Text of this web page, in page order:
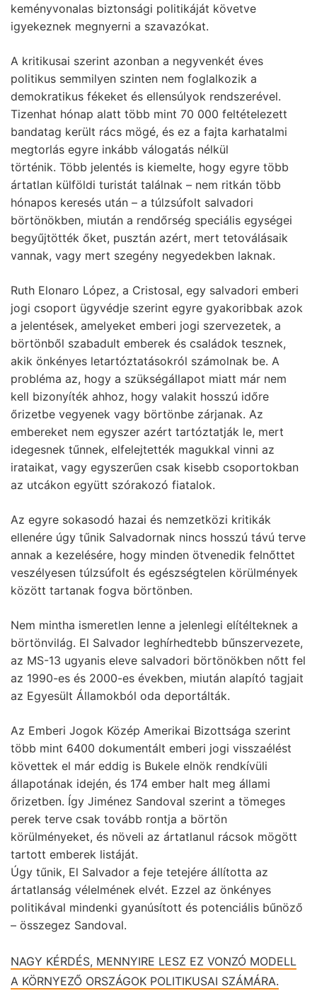
keményvonalas biztonsági politikáját követve
igyekeznek megnyerni a szavazókat.
A kritikusai szerint azonban a negyvenkét éves
politikus semmilyen szinten nem foglalkozik a
demokratikus fékeket és ellensúlyok rendszerével.
Tizenhat hónap alatt több mint 70 000 feltételezett
bandatag került rács mögé, és ez a fajta karhatalmi
megtorlás egyre inkább válogatás nélkül
történik. Több jelentés is kiemelte, hogy egyre több
ártatlan külföldi turistát találnak – nem ritkán több
hónapos keresés után – a túlzsúfolt salvadori
börtönökben, miután a rendőrség speciális egységei
begyűjtötték őket, pusztán azért, mert tetoválásaik
vannak, vagy mert szegény negyedekben laknak.
Ruth Elonaro López, a Cristosal, egy salvadori emberi
jogi csoport ügyvédje szerint egyre gyakoribbak azok
a jelentések, amelyeket emberi jogi szervezetek, a
börtönből szabadult emberek és családok tesznek,
akik önkényes letartóztatásokról számolnak be. A
probléma az, hogy a szükségállapot miatt már nem
kell bizonyíték ahhoz, hogy valakit hosszú időre
őrizetbe vegyenek vagy börtönbe zárjanak. Az
embereket nem egyszer azért tartóztatják le, mert
idegesnek tűnnek, elfelejtették magukkal vinni az
irataikat, vagy egyszerűen csak kisebb csoportokban
az utcákon együtt szórakozó fiatalok.
Az egyre sokasodó hazai és nemzetközi kritikák
ellenére úgy tűnik Salvadornak nincs hosszú távú terve
annak a kezelésére, hogy minden ötvenedik felnőttet
veszélyesen túlzsúfolt és egészségtelen körülmények
között tartanak fogva börtönben.
Nem mintha ismeretlen lenne a jelenlegi elítélteknek a
börtönvilág. El Salvador leghírhedtebb bűnszervezete,
az MS-13 ugyanis eleve salvadori börtönökben nőtt fel
az 1990-es és 2000-es években, miután alapító tagjait
az Egyesült Államokból oda deportálták.
Az Emberi Jogok Közép Amerikai Bizottsága szerint
több mint 6400 dokumentált emberi jogi visszaélést
követtek el már eddig is Bukele elnök rendkívüli
állapotának idején, és 174 ember halt meg állami
őrizetben. Így Jiménez Sandoval szerint a tömeges
perek terve csak tovább rontja a börtön
körülményeket, és növeli az ártatlanul rácsok mögött
tartott emberek listáját.
Úgy tűnik, El Salvador a feje tetejére állította az
ártatlanság vélelmének elvét. Ezzel az önkényes
politikával mindenki gyanúsított és potenciális bűnöző
– összegez Sandoval.
NAGY KÉRDÉS, MENNYIRE LESZ EZ VONZÓ MODELL
A KÖRNYEZŐ ORSZÁGOK POLITIKUSAI SZÁMÁRA.